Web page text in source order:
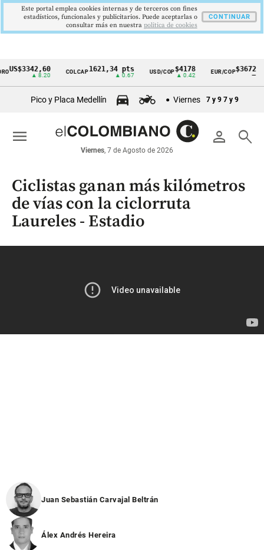
Cintillo
económicos
Colombia
▲ 8.20
COLCAP1621,34 pts
▲ 0.67
USD/COP$4178
▲ 0.42
EUR/COP$3672
Pico y Placa Medellín Viernes 7 y 9 7 y 9
person search
Viernes, 7 de Agosto de 2026
menu
Ciclistas ganan más kilómetros
de vías con la ciclorruta
Laureles - Estadio
Juan Sebastián Carvajal Beltrán
Álex Andrés Hereira
Este portal emplea cookies internas y de terceros con fines
estadísticos, funcionales y publicitarios. Puede aceptarlas o
consultar más en nuestra politica de cookies
CONTINUAR